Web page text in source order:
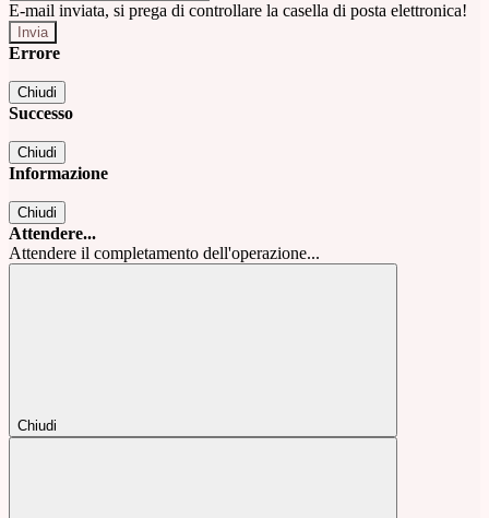
E-mail inviata, si prega di controllare la casella di posta elettronica!
Errore
Chiudi
Successo
Chiudi
Informazione
Chiudi
Attendere...
Attendere il completamento dell'operazione...
Chiudi